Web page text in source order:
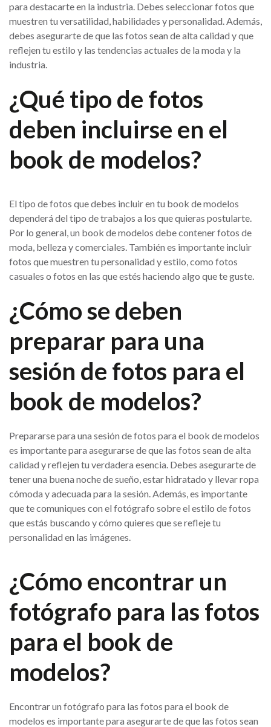
para destacarte en la industria. Debes seleccionar fotos que
muestren tu versatilidad, habilidades y personalidad. Además,
debes asegurarte de que las fotos sean de alta calidad y que
reflejen tu estilo y las tendencias actuales de la moda y la
industria.
¿Qué tipo de fotos
deben incluirse en el
book de modelos?
El tipo de fotos que debes incluir en tu book de modelos
dependerá del tipo de trabajos a los que quieras postularte.
Por lo general, un book de modelos debe contener fotos de
moda, belleza y comerciales. También es importante incluir
fotos que muestren tu personalidad y estilo, como fotos
casuales o fotos en las que estés haciendo algo que te guste.
¿Cómo se deben
preparar para una
sesión de fotos para el
book de modelos?
Prepararse para una sesión de fotos para el book de modelos
es importante para asegurarse de que las fotos sean de alta
calidad y reflejen tu verdadera esencia. Debes asegurarte de
tener una buena noche de sueño, estar hidratado y llevar ropa
cómoda y adecuada para la sesión. Además, es importante
que te comuniques con el fotógrafo sobre el estilo de fotos
que estás buscando y cómo quieres que se refleje tu
personalidad en las imágenes.
¿Cómo encontrar un
fotógrafo para las fotos
para el book de
modelos?
Encontrar un fotógrafo para las fotos para el book de
modelos es importante para asegurarte de que las fotos sean